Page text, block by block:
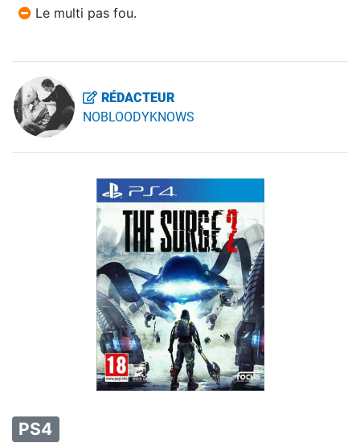
Le multi pas fou.
RÉDACTEUR
NOBLOODYKNOWS
PS4